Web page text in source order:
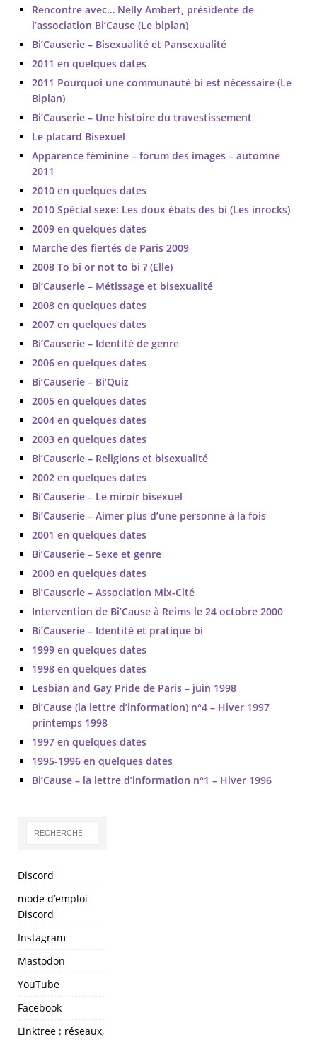
Rencontre avec… Nelly Ambert, présidente de
l’association Bi’Cause (Le biplan)
Bi’Causerie – Bisexualité et Pansexualité
2011 en quelques dates
2011 Pourquoi une communauté bi est nécessaire (Le
Biplan)
Bi’Causerie – Une histoire du travestissement
Le placard Bisexuel
Apparence féminine – forum des images – automne
2011
2010 en quelques dates
2010 Spécial sexe: Les doux ébats des bi (Les inrocks)
2009 en quelques dates
Marche des fiertés de Paris 2009
2008 To bi or not to bi ? (Elle)
Bi’Causerie – Métissage et bisexualité
2008 en quelques dates
2007 en quelques dates
Bi’Causerie – Identité de genre
2006 en quelques dates
Bi’Causerie – Bi’Quiz
2005 en quelques dates
2004 en quelques dates
2003 en quelques dates
Bi’Causerie – Religions et bisexualité
2002 en quelques dates
Bi’Causerie – Le miroir bisexuel
Bi’Causerie – Aimer plus d’une personne à la fois
2001 en quelques dates
Bi’Causerie – Sexe et genre
2000 en quelques dates
Bi’Causerie – Association Mix-Cité
Intervention de Bi’Cause à Reims le 24 octobre 2000
Bi’Causerie – Identité et pratique bi
1999 en quelques dates
1998 en quelques dates
Lesbian and Gay Pride de Paris – juin 1998
Bi’Cause (la lettre d’information) n°4 – Hiver 1997
printemps 1998
1997 en quelques dates
1995-1996 en quelques dates
Bi’Cause – la lettre d’information n°1 – Hiver 1996
Discord
mode d’emploi
Discord
Instagram
Mastodon
YouTube
Facebook
Linktree : réseaux,